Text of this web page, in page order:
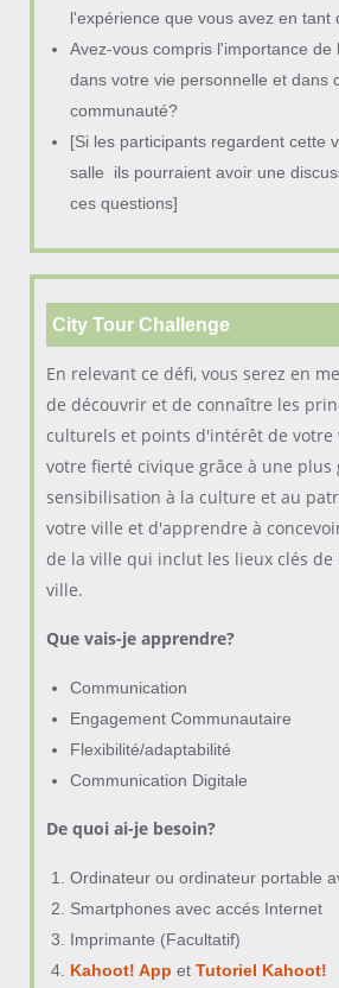
l'expérience que vous avez en tant
Avez-vous compris l'importance de
dans votre vie personnelle et dans
communauté?
[Si les participants regardent cette
salle ils pourraient avoir une
ces questions]
City Tour Challenge
En relevant ce défi, vous serez en
de découvrir et de connaître les
culturels et points d'intérêt de votre
votre fierté civique grâce à une plus
sensibilisation à la culture et au
votre ville et d'apprendre à
de la ville qui inclut les lieux clés
ville.
Que vais-je apprendre?
Communication
Engagement Communautaire
Flexibilité/adaptabilité
Communication Digitale
De quoi ai-je besoin?
Ordinateur ou ordinateur portable
Smartphones avec accés Internet
Imprimante (Facultatif)
Kahoot! App et Tutoriel Kahoot!